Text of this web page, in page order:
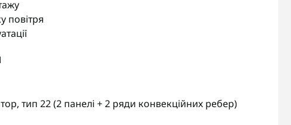
повітря
тип 22 (2 панелі + 2 ряди конвекційних ребер)